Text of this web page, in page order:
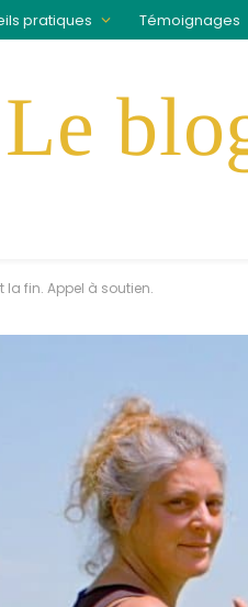
pratiques Témoignages
la fin. Appel à soutien.